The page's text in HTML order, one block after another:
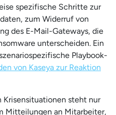
spezifische Schritte zur
zum Widerruf von
des E-Mail-Gateways, die
unterscheiden. Ein
Playbook-
von Kaseya zur Reaktion
Krisensituationen steht nur
Mitteilungen an Mitarbeiter,